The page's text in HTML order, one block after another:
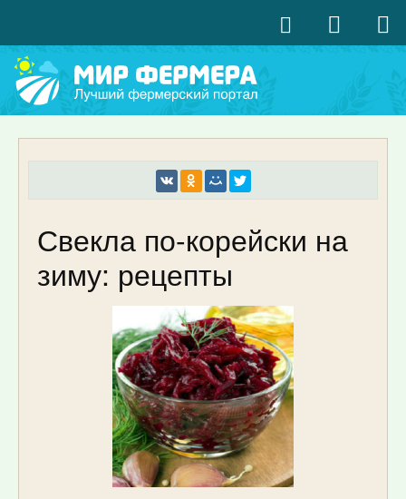
Свекла по-корейски на
зиму: рецепты